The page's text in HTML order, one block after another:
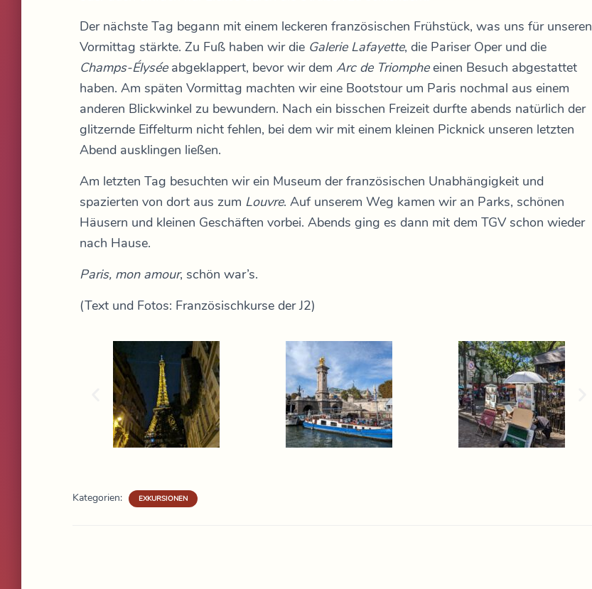
Der nächste Tag begann mit einem leckeren französischen Frühstück, was uns für unseren
Vormittag stärkte. Zu Fuß haben wir die Galerie Lafayette, die Pariser Oper und die
Champs-Élyséeabgeklappert, bevor wir dem Arc de Triompheeinen Besuch abgestattet
haben. Am späten Vormittag machten wir eine Bootstour um Paris nochmal aus einem
anderen Blickwinkel zu bewundern. Nach ein bisschen Freizeit durfte abends natürlich der
glitzernde Eiffelturm nicht fehlen, bei dem wir mit einem kleinen Picknick unseren letzten
Abend ausklingen ließen.
Am letzten Tag besuchten wir ein Museum der französischen Unabhängigkeit und
spazierten von dort aus zum Louvre. Auf unserem Weg kamen wir an Parks, schönen
Häusern und kleinen Geschäften vorbei. Abends ging es dann mit dem TGV schon wieder
nach Hause.
Paris, mon amour, schön war’s.
(Text und Fotos: Französischkurse der J2)
Kategorien: EXKURSIONEN